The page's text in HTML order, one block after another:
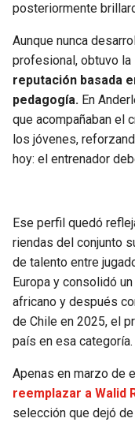
posteriormente
Aunque nunca
profesional, obtuvo la
reputación basada
pedagogía. En
que acompañaban el
los jóvenes,
hoy: el entrenador
Ese perfil quedó
riendas del conjunto
de talento entre
Europa y consolidó
africano y después
de Chile en 2025, el
país en esa categoría.
Apenas en marzo de
reemplazar a Walid
selección que dejó